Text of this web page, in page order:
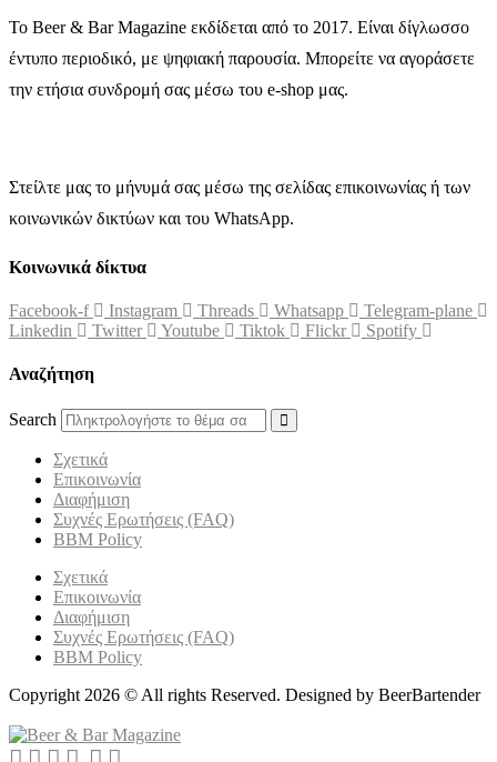
Το Beer & Bar Magazine εκδίδεται από το 2017. Είναι δίγλωσσο
έντυπο περιοδικό, με ψηφιακή παρουσία. Μπορείτε να αγοράσετε
την ετήσια συνδρομή σας μέσω του e-shop μας.
Στείλτε μας το μήνυμά σας μέσω της σελίδας επικοινωνίας ή των
κοινωνικών δικτύων και του WhatsApp.
Κοινωνικά δίκτυα
Facebook-f Instagram Threads Whatsapp
Telegram-plane
Linkedin
Twitter Youtube Tiktok Flickr Spotify
Αναζήτηση
Search
Σχετικά
Επικοινωνία
Διαφήμιση
Συχνές Ερωτήσεις (FAQ)
BBM Policy
Σχετικά
Επικοινωνία
Διαφήμιση
Συχνές Ερωτήσεις (FAQ)
BBM Policy
Copyright 2026 © All rights Reserved. Designed by BeerBartender